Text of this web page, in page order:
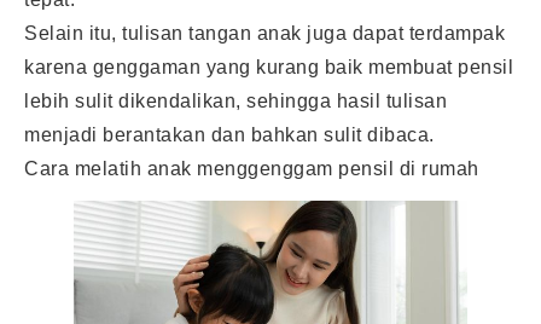
Selain itu, tulisan tangan anak juga dapat terdampak
karena genggaman yang kurang baik membuat pensil
lebih sulit dikendalikan, sehingga hasil tulisan
menjadi berantakan dan bahkan sulit dibaca.
Cara melatih anak menggenggam pensil di rumah